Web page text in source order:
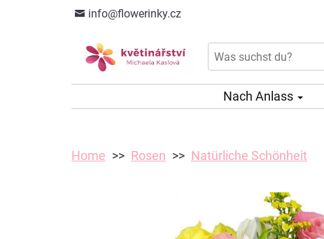
info@flowerinky.cz
Nach Anlass
Home Rosen Natürliche Schönheit